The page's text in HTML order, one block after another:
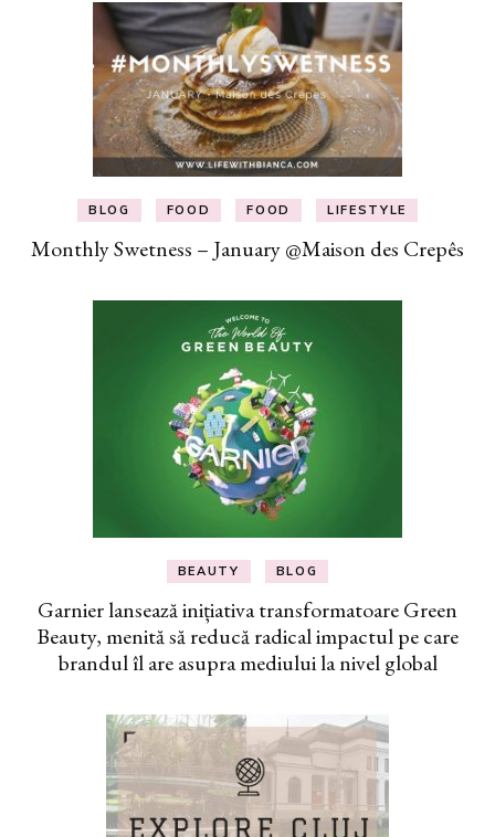
BLOG FOOD FOOD LIFESTYLE
Monthly Swetness – January @Maison des Crepês
BEAUTY BLOG
Garnier lansează inițiativa transformatoare Green
Beauty, menită să reducă radical impactul pe care
brandul îl are asupra mediului la nivel global